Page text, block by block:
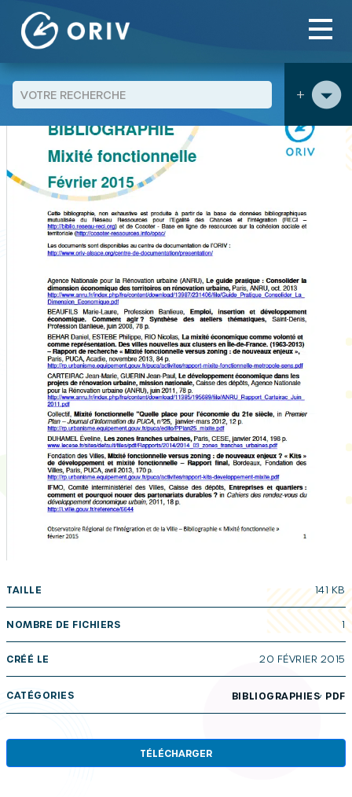
Aller au contenu
+
publications Bibliographie "Mixité fonctionnelle"
TAILLE 141 KB
NOMBRE DE FICHIERS 1
CRÉÉ LE 20 FÉVRIER 2015
CATÉGORIES BIBLIOGRAPHIES, PDF
TÉLÉCHARGER
Panneau de gestion des cookies